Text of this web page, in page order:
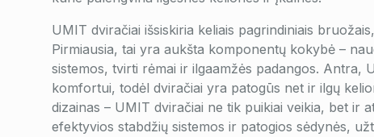
UMIT dviračiai išsiskiria keliais pagrindiniais
Pirmiausia, tai yra aukšta komponentų kokybė –
sistemos, tvirti rėmai ir ilgaamžės padangos. Antra,
komfortui, todėl dviračiai yra patogūs net ir ilgų
dizainas – UMIT dviračiai ne tik puikiai veikia, bet ir
efektyvios stabdžių sistemos ir patogios sėdynės,